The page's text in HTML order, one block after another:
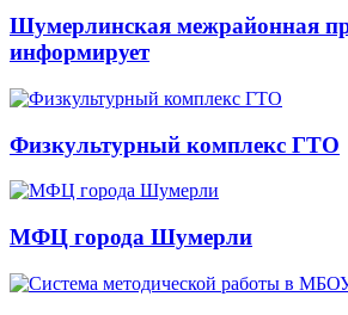
Шумерлинская межрайонная
информирует
Физкультурный комплекс ГТО
МФЦ города Шумерли